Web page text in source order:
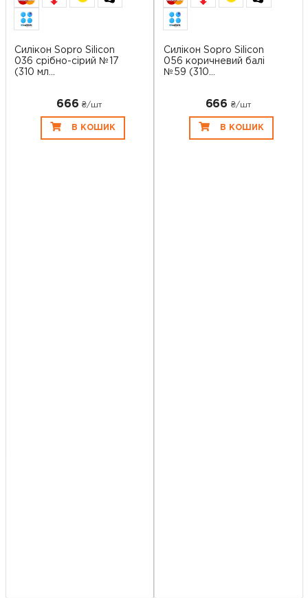
Силікон Sopro Silicon
036 срібно-сірий №17
(310 мл...
666 ₴/шт
В КОШИК
Силікон Sopro Silicon
056 коричневий балі
№59 (310...
666 ₴/шт
В КОШИК